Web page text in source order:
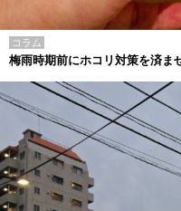
コラム
梅雨時期前にホコリ対策を済ま